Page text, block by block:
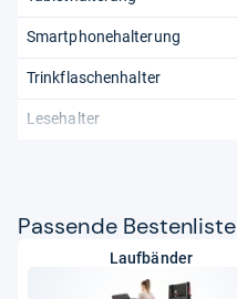
Smartphonehalterung
Trinkflaschenhalter
Lesehalter
Pas­sende Bes­ten­liste
Laufbänder